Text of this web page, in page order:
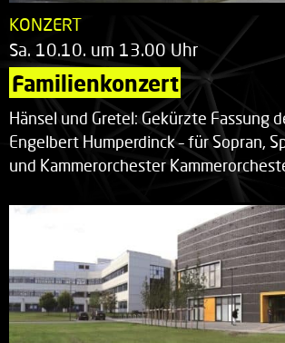
KONZERT
Sa. 10.10. um 13.00 Uhr
Familienkonzert
Hänsel und Gretel: Gekürzte Fassung
Engelbert Humperdinck – für Sopran,
und Kammerorchester